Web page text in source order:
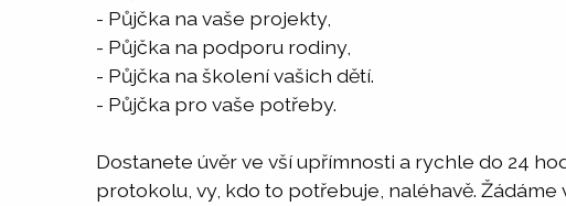
- Půjčka na vaše projekty,
- Půjčka na podporu rodiny,
- Půjčka na školení vašich dětí.
- Půjčka pro vaše potřeby.
Dostanete úvěr ve vší upřímnosti a rychle do 24
protokolu, vy, kdo to potřebuje, naléhavě.